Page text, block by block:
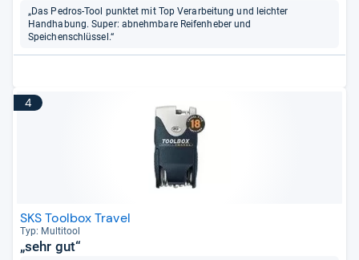
„Das Pedros-Tool punktet mit Top Verarbeitung und leichter
Handhabung. Super: abnehmbare Reifenheber und
Speichenschlüssel.“
4
SKS Toolbox Travel
Typ: Mul­ti­tool
„sehr gut“